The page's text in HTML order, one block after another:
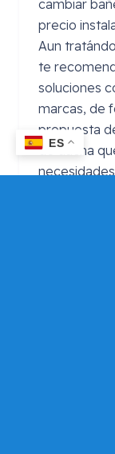
cambiar
precio
Aun
te
soluciones
marcas, de
propuesta
de ducha
ES